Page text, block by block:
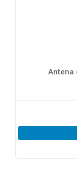
Antena